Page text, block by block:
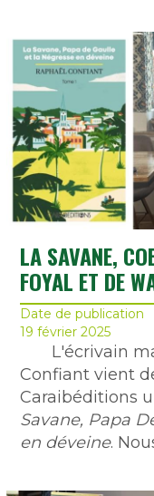
LA SAVANE,
FOYAL ET DE
Date de publication
19 février 2025
L'écrivain
Confiant vient
Caraibéditions
Savane, Papa
en déveine.